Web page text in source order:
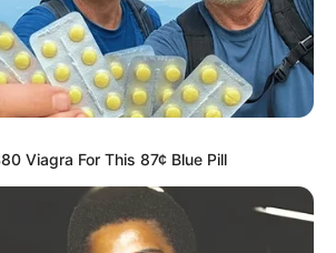
Viagra For This 87¢ Blue Pill